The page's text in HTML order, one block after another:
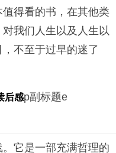
值得看的书，在其他类
我们人生以及人生以
不至于过早的迷了
后感p副标题e
它是一部充满哲理的